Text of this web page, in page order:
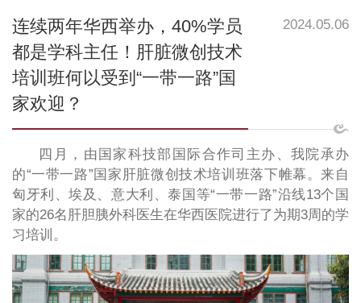
连续两年华西举办，40%学员
都是学科主任！肝脏微创技术
培训班何以受到“一带一路”国
家欢迎？
2024.05.06
四月，由国家科技部国际合作司主办、我院承办
的“一带一路”国家肝脏微创技术培训班落下帷幕。来自
匈牙利、埃及、意大利、泰国等“一带一路”沿线13个国
家的26名肝胆胰外科医生在华西医院进行了为期3周的学
习培训。